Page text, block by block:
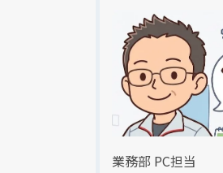
業務部 PC担当